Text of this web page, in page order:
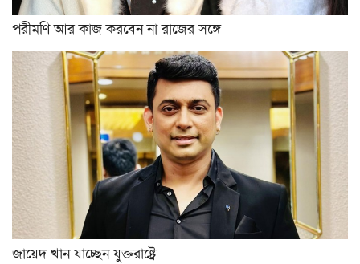
পরীমণি আর কাজ করবেন না রাজের সঙ্গে
জায়েদ খান যাচ্ছেন যুক্তরাষ্ট্রে